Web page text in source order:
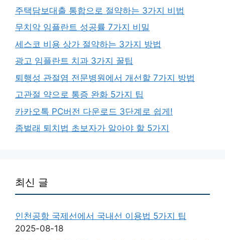
주택담보대출 통합으로 절약하는 3가지 비법
무치악 임플란트 성공률 7가지 비밀
세스코 비용 상가 절약하는 3가지 방법
광고 임플란트 치과 3가지 꿀팁
퇴행성 관절염 전문병원에서 개선할 7가지 방법
고관절 약으로 통증 완화 5가지 팁
카카오톡 PC버전 다운로드 3단계로 쉽게!
좀벌래 퇴치법 초보자가 알아야 할 5가지
최신 글
인천공항 국제선에서 국내선 이용법 5가지 팁
2025-08-18